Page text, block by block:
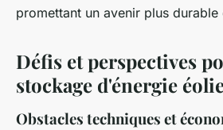
promettant un avenir plus
Défis et perspectives
stockage d'énergie
Obstacles techniques et